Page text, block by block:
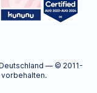
— © 2011-